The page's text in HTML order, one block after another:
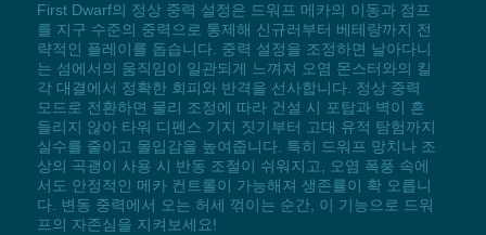
First Dwarf의 정상 중력 설정은 드워프 메카의 이동과 점프
를 지구 수준의 중력으로 통제해 신규러부터 베테랑까지 전
략적인 플레이를 돕습니다. 중력 설정을 조정하면 날아다니
는 섬에서의 움직임이 일관되게 느껴져 오염 몬스터와의 킬
각 대결에서 정확한 회피와 반격을 선사합니다. 정상 중력
모드로 전환하면 물리 조정에 따라 건설 시 포탑과 벽이 흔
들리지 않아 타워 디펜스 기지 짓기부터 고대 유적 탐험까지
실수를 줄이고 몰입감을 높여줍니다. 특히 드워프 망치나 조
상의 곡괭이 사용 시 반동 조절이 쉬워지고, 오염 폭풍 속에
서도 안정적인 메카 컨트롤이 가능해져 생존률이 확 오릅니
다. 변동 중력에서 오는 허세 꺾이는 순간, 이 기능으로 드워
프의 자존심을 지켜보세요!